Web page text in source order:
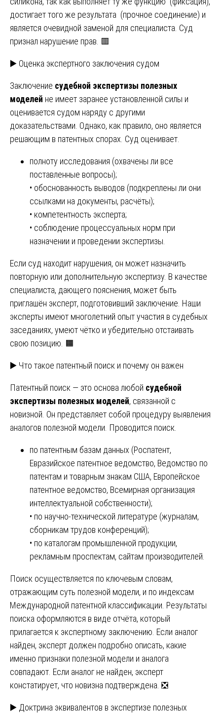
достигает того же результата (прочное соединение) и
является очевидной заменой для специалиста. Суд
признал нарушение прав. 🟥
▶️ Оценка экспертного заключения судом
Заключение судебной экспертизы полезных
моделей не имеет заранее установленной силы и
оценивается судом наряду с другими
доказательствами. Однако, как правило, оно является
решающим в патентных спорах. Суд оценивает.
полноту исследования (охвачены ли все
поставленные вопросы);
• обоснованность выводов (подкреплены ли они
ссылками на документы, расчёты);
• компетентность эксперта;
• соблюдение процессуальных норм при
назначении и проведении экспертизы.
Если суд находит нарушения, он может назначить
повторную или дополнительную экспертизу. В качестве
специалиста, дающего пояснения, может быть
приглашён эксперт, подготовивший заключение. Наши
эксперты имеют многолетний опыт участия в судебных
заседаниях, умеют чётко и убедительно отстаивать
свою позицию. 🟧
▶️ Что такое патентный поиск и почему он важен
Патентный поиск — это основа любой судебной
экспертизы полезных моделей, связанной с
новизной. Он представляет собой процедуру выявления
аналогов полезной модели. Проводится поиск.
по патентным базам данных (Роспатент,
Евразийское патентное ведомство, Ведомство по
патентам и товарным знакам США, Европейское
патентное ведомство, Всемирная организация
интеллектуальной собственности);
• по научно-технической литературе (журналам,
сборникам трудов конференций);
• по каталогам промышленной продукции,
рекламным проспектам, сайтам производителей.
Поиск осуществляется по ключевым словам,
отражающим суть полезной модели, и по индексам
Международной патентной классификации. Результаты
поиска оформляются в виде отчёта, который
прилагается к экспертному заключению. Если аналог
найден, эксперт должен подробно описать, какие
именно признаки полезной модели и аналога
совпадают. Если аналог не найден, эксперт
констатирует, что новизна подтверждена. ❎
▶️ Доктрина эквивалентов в экспертизе полезных